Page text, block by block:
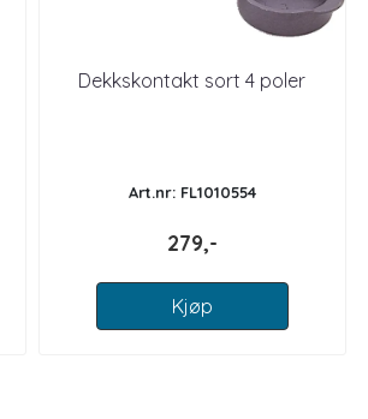
Dekkskontakt sort 4 poler
Art.nr: FL1010554
279,-
Kjøp